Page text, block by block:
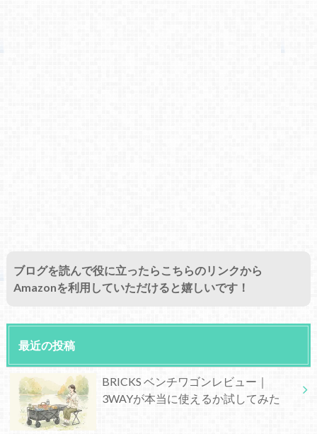
ブログを読んで役に立ったらこちらのリンクから
Amazonを利用していただけると嬉しいです！
最近の投稿
BRICKS ベンチワゴンレビュー｜
3WAYが本当に使えるか試してみた